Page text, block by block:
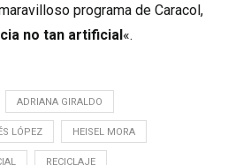
programa de Caracol,
no tan artificial«.
ADRIANA GIRALDO
LÓPEZ HEISEL MORA
RECICLAJE